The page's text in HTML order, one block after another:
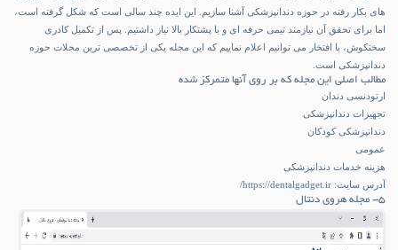
های بکار رفته در حوزه دندانپزشکی آشنا سازیم. این ایده چند سالی است که شکل گرفته است،
اما برای تحقق آن نیازمند تیمی حرفه ای و با پشتکار بالا نیاز داشتیم. پس از تکمیل کادری
سختکوش، با افتخار می توانیم اعلام نماییم که این مجله یکی از تخصصی ترین مجلات حوزه
دندانپزشکی است.
مطالب اصلی این مجله که بر روی آنها متمرکز شده
ارتودنسی دندان
تجهیزات دندانپزشکی
دندانپزشکی کودکان
عمومی
هزینه خدمات دندانپزشکی
آدرس سایت:https://dentalgadget.ir/
۵- مجله هروی دنتال